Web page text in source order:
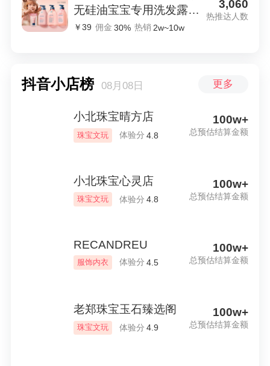
无硅油宝宝专用洗发露蓬
松去油柔顺留香
￥39 佣金 30% 热销 2w~10w
3,060
热推达人数
抖音小店榜 08月08日 更多
小北珠宝晴方店
珠宝文玩 体验分 4.8
100w+
总预估结算金额
小北珠宝心灵店
珠宝文玩 体验分 4.8
100w+
总预估结算金额
RECANDREU
服饰内衣 体验分 4.5
100w+
总预估结算金额
老郑珠宝玉石臻选阁
珠宝文玩 体验分 4.9
100w+
总预估结算金额